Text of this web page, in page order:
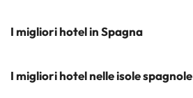
Il Nostro Team
Iscrivetevi alla nostra newsletter
I migliori hotel in Spagna
Hotel a Salou
I migliori hotel nelle isole spagnole